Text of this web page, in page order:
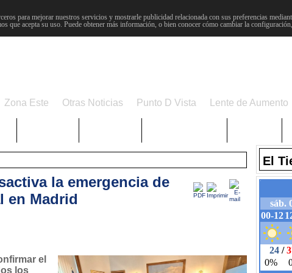
para mejorar nuestros servicios y mostrarle publicidad relacionada con sus preferencias
que acepta su uso. Puede obtener más información, o bien conocer cómo cambiar la
Zona Este Otras Noticias Punto D Vista Lente de Aumento
la emergencia de
en Madrid
el
los
El